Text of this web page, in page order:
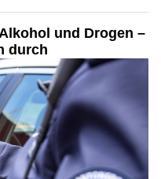
und Drogen –
durch